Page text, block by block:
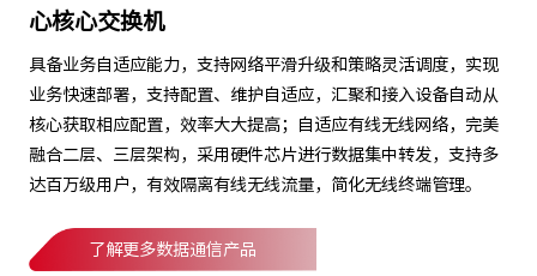
心核心交换机
具备业务自适应能力，支持网络平滑升级和策略灵活调度，实现
业务快速部署，支持配置、维护自适应，汇聚和接入设备自动从
核心获取相应配置，效率大大提高；自适应有线无线网络，完美
融合二层、三层架构，采用硬件芯片进行数据集中转发，支持多
达百万级用户，有效隔离有线无线流量，简化无线终端管理。
了解更多数据通信产品